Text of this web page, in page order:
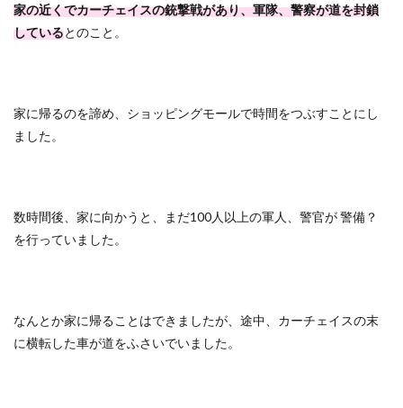
家の近くでカーチェイスの銃撃戦があり、軍隊、警察が道を封鎖
しているとのこと。
家に帰るのを諦め、ショッピングモールで時間をつぶすことにし
ました。
数時間後、家に向かうと、まだ100人以上の軍人、警官が 警備？
を行っていました。
なんとか家に帰ることはできましたが、途中、カーチェイスの末
に横転した車が道をふさいでいました。